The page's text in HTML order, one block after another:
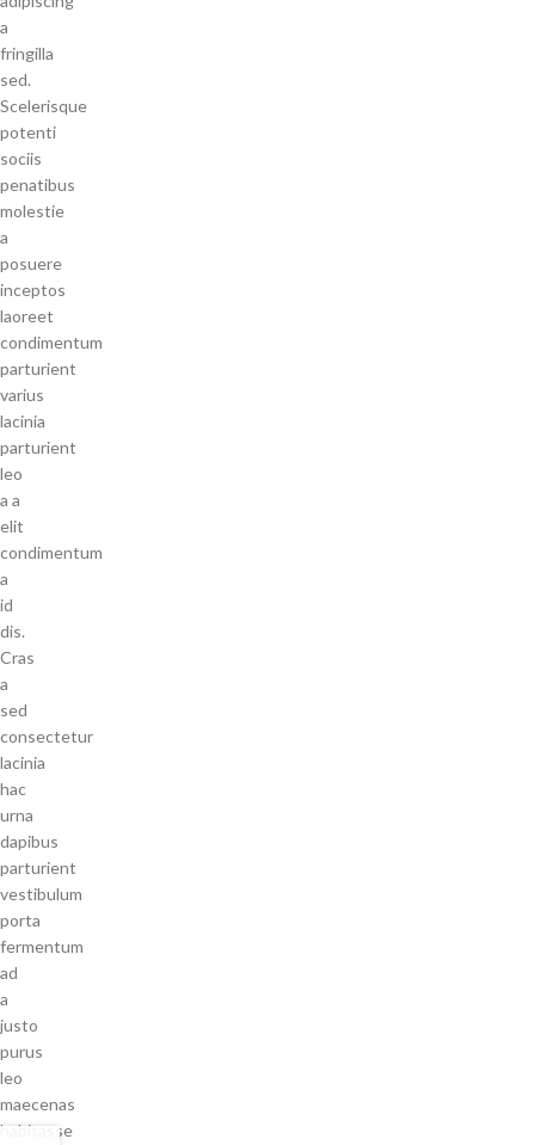
a
fringilla
sed.
Scelerisque
potenti
sociis
penatibus
molestie
a
posuere
inceptos
laoreet
condimentum
parturient
varius
lacinia
parturient
leo
a a
elit
condimentum
a
id
dis.
Cras
a
sed
consectetur
lacinia
hac
urna
dapibus
parturient
vestibulum
porta
fermentum
ad
a
justo
purus
leo
maecenas
habitasse